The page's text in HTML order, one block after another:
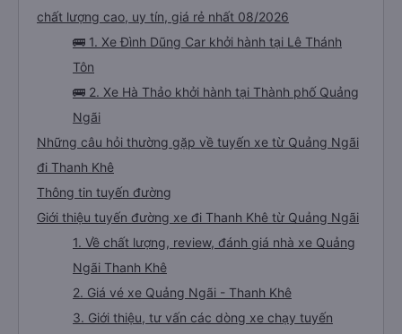
chất lượng cao, uy tín, giá rẻ nhất 08/2026
🚌 1. Xe Đình Dũng Car khởi hành tại Lê Thánh
Tôn
🚌 2. Xe Hà Thảo khởi hành tại Thành phố Quảng
Ngãi
Những câu hỏi thường gặp về tuyến xe từ Quảng Ngãi
đi Thanh Khê
Thông tin tuyến đường
Giới thiệu tuyến đường xe đi Thanh Khê từ Quảng Ngãi
1. Về chất lượng, review, đánh giá nhà xe Quảng
Ngãi Thanh Khê
2. Giá vé xe Quảng Ngãi - Thanh Khê
3. Giới thiệu, tư vấn các dòng xe chạy tuyến